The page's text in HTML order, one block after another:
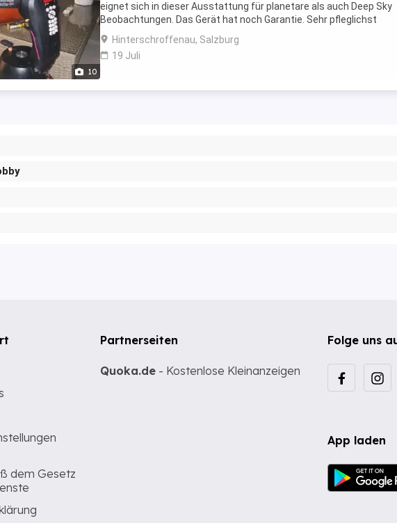
10
eignet sich in dieser Ausstattung für planetare als auch Deep Sky
Beobachtungen. Das Gerät hat noch Garantie. Sehr pfleglichst
behandelt, keinerlei Gebrauchtspuren mit folgenden ...
Hinterschroffenau, Salzburg
19 Juli
Folge uns
App laden
dem Gesetz
Partnerseiten
Quoka.de - Kostenlose Kleinanzeigen